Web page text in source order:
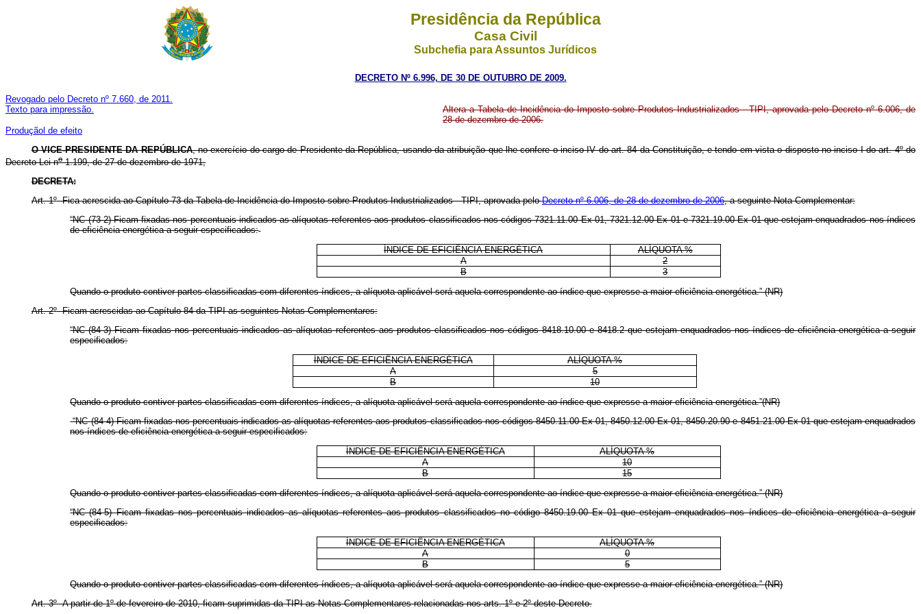
Presidência da República
Casa Civil
Subchefia para Assuntos Jurídicos
DECRETO Nº 6.996, DE 30 DE OUTUBRO DE 2009.
Revogado pelo Decreto nº 7.660, de 2011.
Texto para impressão.
Produçãol de efeito
Altera a Tabela de Incidência do Imposto sobre Produtos Industrializados - TIPI, aprovada pelo Decreto nº6.006, de
28 de dezembro de 2006.
O VICE-PRESIDENTE DA REPÚBLICA, no exercício do cargo de Presidente da República, usando da atribuição que lhe confere o inciso IV do art. 84 da Constituição,e tendo em vista o disposto no inciso I do art. 4ºdo
Decreto-Lei no1.199, de 27 de dezembro de 1971,
DECRETA:
Art. 1ºFica acrescida ao Capítulo 73 da Tabela de Incidência do Imposto sobre Produtos Industrializados - TIPI, aprovada peloDecreto nº6.006, de 28 de dezembro de 2006, a seguinte Nota Complementar:
“NC (73-2) Ficam fixadas nos percentuais indicados as alíquotas referentes aos produtos classificados nos códigos 7321.11.00 Ex 01, 7321.12.00 Ex 01 e 7321.19.00 Ex 01 que estejam enquadrados nos índices
de eficiência energética a seguir especificados:
ÍNDICE DE EFICIÊNCIA ENERGÉTICA
ALÍQUOTA %
A
2
B
3
Quando o produto contiver partes classificadas com diferentes índices, a alíquota aplicável será aquela correspondente ao índice que expresse a maior eficiência energética.” (NR)
Art. 2ºFicam acrescidas ao Capítulo 84 da TIPI as seguintes Notas Complementares:
“NC (84-3) Ficam fixadas nos percentuais indicados as alíquotas referentes aos produtos classificados nos códigos 8418.10.00 e 8418.2 que estejam enquadrados nos índices de eficiência energética a seguir
especificados:
ÍNDICE DE EFICIÊNCIA ENERGÉTICA
ALÍQUOTA %
A
5
B
10
Quando o produto contiver partes classificadas com diferentes índices, a alíquota aplicável será aquela correspondente ao índice que expresse a maior eficiência energética.”(NR)
“NC (84-4) Ficam fixadas nos percentuais indicados as alíquotas referentes aos produtos classificados nos códigos 8450.11.00 Ex 01, 8450.12.00 Ex 01, 8450.20.90 e 8451.21.00 Ex 01 que estejam enquadrados
nos índices de eficiência energética a seguir especificados:
ÍNDICE DE EFICIÊNCIA ENERGÉTICA
ALÍQUOTA %
A
10
B
15
Quando o produto contiver partes classificadas com diferentes índices, a alíquota aplicável será aquela correspondente ao índice que expresse a maior eficiência energética.” (NR)
“NC (84-5) Ficam fixadas nos percentuais indicados as alíquotas referentes aos produtos classificados no código 8450.19.00 Ex 01 que estejam enquadrados nos índices de eficiência energética a seguir
especificados:
ÍNDICE DE EFICIÊNCIA ENERGÉTICA
ALÍQUOTA %
A
0
B
5
Quando o produto contiver partes classificadas com diferentes índices, a alíquota aplicável será aquela correspondente ao índice que expresse a maior eficiência energética.” (NR)
Art. 3ºA partir de 1ºde fevereiro de 2010, ficam suprimidas da TIPI as Notas Complementares relacionadas nos arts. 1ºe 2ºdeste Decreto.